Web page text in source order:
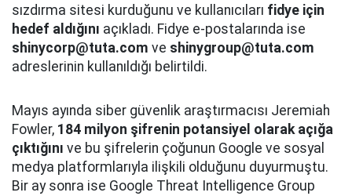
sızdırma sitesi kurduğunu ve kullanıcıları fidye için
hedef aldığını açıkladı. Fidye e-postalarında ise
shinycorp@tuta.com ve shinygroup@tuta.com
adreslerinin kullanıldığı belirtildi.
Mayıs ayında siber güvenlik araştırmacısı Jeremiah
Fowler, 184 milyon şifrenin potansiyel olarak açığa
çıktığını ve bu şifrelerin çoğunun Google ve sosyal
medya platformlarıyla ilişkili olduğunu duyurmuştu.
Bir ay sonra ise Google Threat Intelligence Group